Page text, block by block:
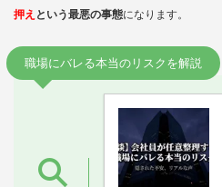
押え という最悪の事態になります。
職場にバレる本当のリスクを解説